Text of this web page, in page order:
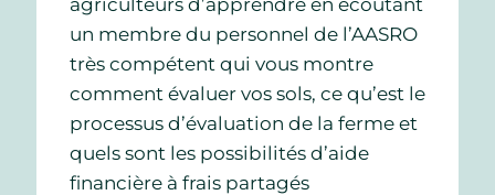
agriculteurs d’apprendre en écoutant
un membre du personnel de l’AASRO
très compétent qui vous montre
comment évaluer vos sols, ce qu’est le
processus d’évaluation de la ferme et
quels sont les possibilités d’aide
financière à frais partagés